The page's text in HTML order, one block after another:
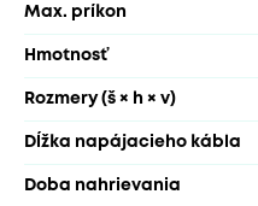
Max. príkon
Hmotnosť
Rozmery (š × h × v)
Dĺžka napájacieho kábla
Doba nahrievania